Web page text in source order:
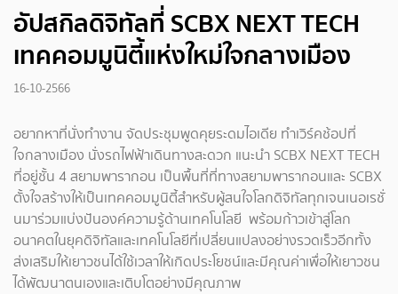
อัปสกิลดิจิทัลที่ SCBX NEXT TECH
เทคคอมมูนิตี้แห่งใหม่ใจกลางเมือง
16-10-2566
อยากหาที่นั่งทำงาน จัดประชุมพูดคุยระดมไอเดีย ทำเวิร์คช้อปที่
ใจกลางเมือง นั่งรถไฟฟ้าเดินทางสะดวก แนะนำ SCBX NEXT TECH
ที่อยู่ชั้น 4 สยามพารากอน เป็นพื้นที่ที่ทางสยามพารากอนและ SCBX
ตั้งใจสร้างให้เป็นเทคคอมมูนิตี้สำหรับผู้สนใจโลกดิจิทัลทุกเจนเนอเรชั่
นมาร่วมแบ่งปันองค์ความรู้ด้านเทคโนโลยี พร้อมก้าวเข้าสู่โลก
อนาคตในยุคดิจิทัลและเทคโนโลยีที่เปลี่ยนแปลงอย่างรวดเร็วอีกทั้ง
ส่งเสริมให้เยาวชนได้ใช้เวลาให้เกิดประโยชน์และมีคุณค่าเพื่อให้เยาวชน
ได้พัฒนาตนเองและเติบโตอย่างมีคุณภาพ